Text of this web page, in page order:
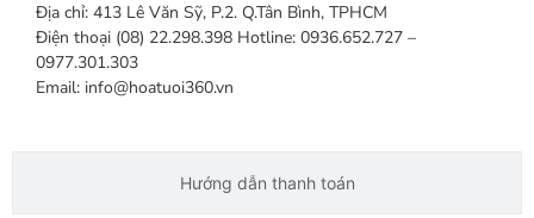
Hướng dẫn thanh toán
Địa chỉ: 413 Lê Văn Sỹ, P.2. Q.Tân Bình, TPHCM
Điện thoại (08) 22.298.398 Hotline: 0936.652.727 –
0977.301.303
Email: info@hoatuoi360.vn